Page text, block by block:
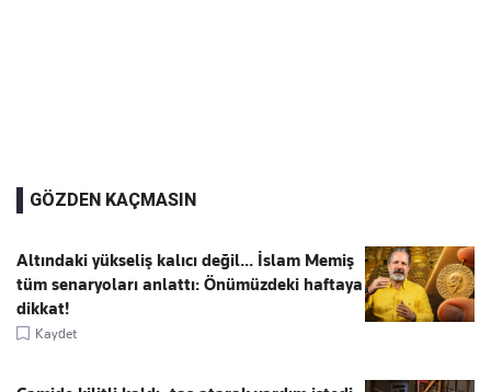
GÖZDEN KAÇMASIN
Altındaki yükseliş kalıcı değil... İslam Memiş
tüm senaryoları anlattı: Önümüzdeki haftaya
dikkat!
Kaydet